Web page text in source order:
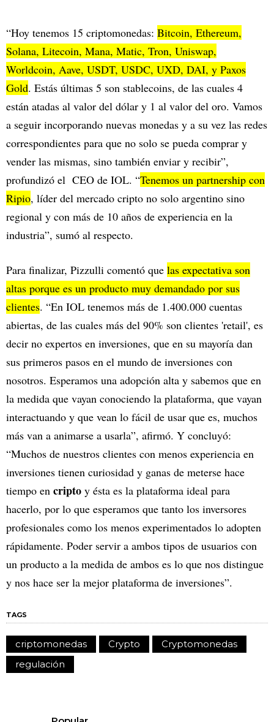
“Hoy tenemos 15 criptomonedas: Bitcoin, Ethereum,
Solana, Litecoin, Mana, Matic, Tron, Uniswap,
Worldcoin, Aave, USDT, USDC, UXD, DAI, y Paxos
Gold. Estás últimas 5 son stablecoins, de las cuales 4
están atadas al valor del dólar y 1 al valor del oro. Vamos
a seguir incorporando nuevas monedas y a su vez las redes
correspondientes para que no solo se pueda comprar y
vender las mismas, sino también enviar y recibir”,
profundizó el CEO de IOL. “Tenemos un partnership con
Ripio, líder del mercado cripto no solo argentino sino
regional y con más de 10 años de experiencia en la
industria”, sumó al respecto.
Para finalizar, Pizzulli comentó que las expectativa son
altas porque es un producto muy demandado por sus
clientes. “En IOL tenemos más de 1.400.000 cuentas
abiertas, de las cuales más del 90% son clientes 'retail', es
decir no expertos en inversiones, que en su mayoría dan
sus primeros pasos en el mundo de inversiones con
nosotros. Esperamos una adopción alta y sabemos que en
la medida que vayan conociendo la plataforma, que vayan
interactuando y que vean lo fácil de usar que es, muchos
más van a animarse a usarla”, afirmó. Y concluyó:
“Muchos de nuestros clientes con menos experiencia en
inversiones tienen curiosidad y ganas de meterse hace
tiempo en cripto y ésta es la plataforma ideal para
hacerlo, por lo que esperamos que tanto los inversores
profesionales como los menos experimentados lo adopten
rápidamente. Poder servir a ambos tipos de usuarios con
un producto a la medida de ambos es lo que nos distingue
y nos hace ser la mejor plataforma de inversiones”.
TAGS
criptomonedas Crypto
Cryptomonedas
regulación